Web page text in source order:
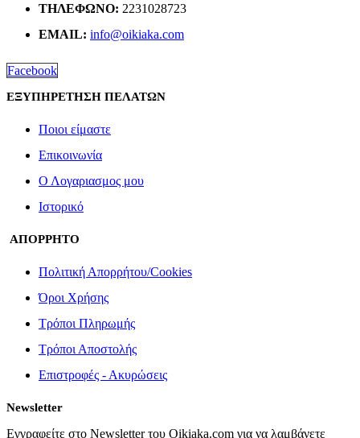
ΤΗΛΈΦΩΝΟ: 2231028723
EMAIL: info@oikiaka.com
Facebook
ΕΞΥΠΗΡΕΤΗΣΗ ΠΕΛΑΤΩΝ
Ποιοι είμαστε
Επικοινωνία
Ο Λογαριασμος μου
Ιστορικό
ΑΠΟΡΡΗΤΟ
Πολιτική Απορρήτου/Cookies
Όροι Χρήσης
Τρόποι Πληρωμής
Τρόποι Αποστολής
Επιστροφές - Ακυρώσεις
Newsletter
Εγγραφείτε στο Newsletter του Oikiaka.com για να λαμβάνετε